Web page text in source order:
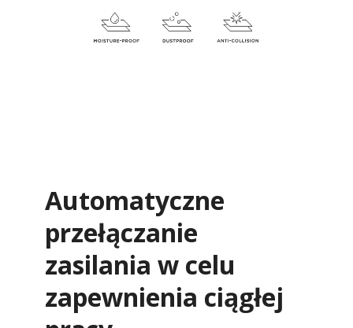
Automatyczne
przełączanie
zasilania w celu
zapewnienia ciągłej